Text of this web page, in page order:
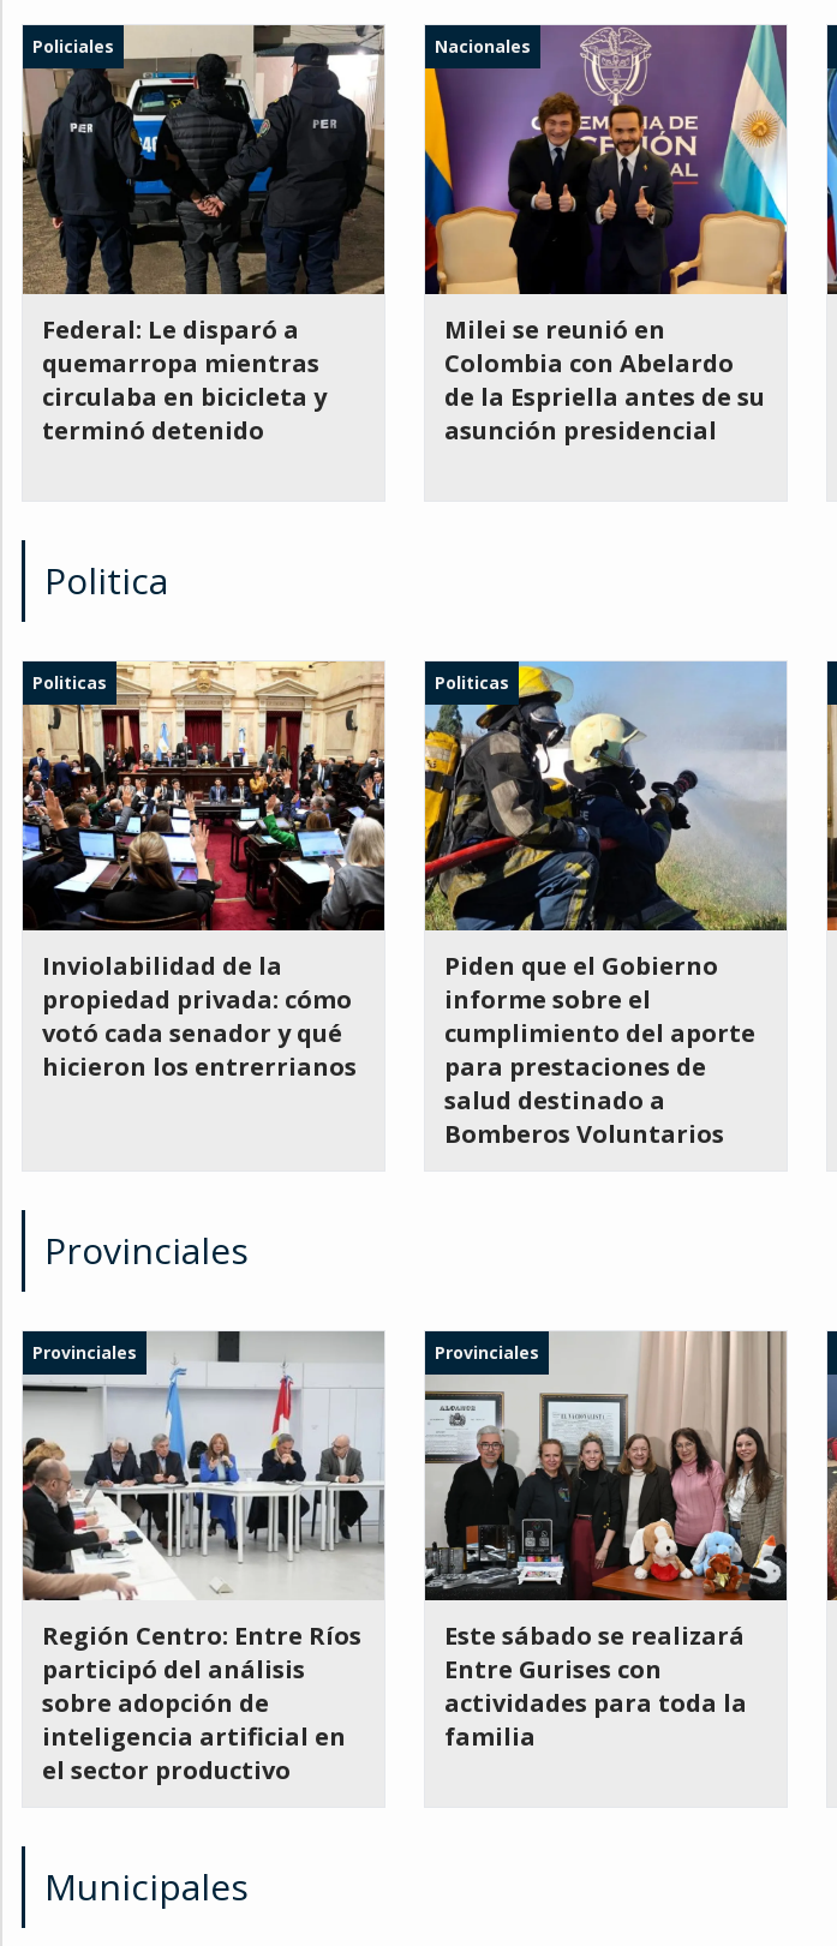
Policiales
Federal: Le disparó a
quemarropa mientras
circulaba en bicicleta y
terminó detenido
Nacionales
Milei se reunió en
Colombia con Abelardo
de la Espriella antes de su
asunción presidencial
Politica
Politicas
Inviolabilidad de la
propiedad privada: cómo
votó cada senador y qué
hicieron los entrerrianos
Politicas
Piden que el Gobierno
informe sobre el
cumplimiento del aporte
para prestaciones de
salud destinado a
Bomberos Voluntarios
Provinciales
Provinciales
Región Centro: Entre Ríos
participó del análisis
sobre adopción de
inteligencia artificial en
el sector productivo
Provinciales
Este sábado se realizará
Entre Gurises con
actividades para toda la
familia
Municipales